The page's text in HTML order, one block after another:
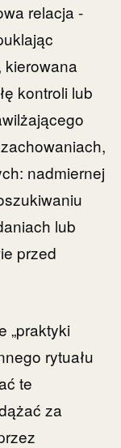
relacja -
kierowana
kontroli lub
nadmiernej
lub
przed
„praktyki
rytuału
te
za